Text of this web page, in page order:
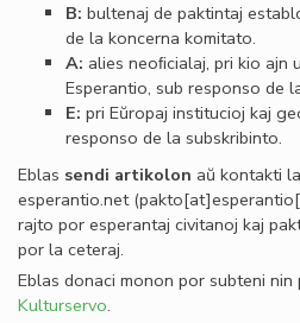
B: bultenaj de paktintaj
de la koncerna komitato.
A: alies neoﬁcialaj, pri kio ajn
Esperantio, sub responso de
E: pri Eŭropaj institucioj kaj
responso de la subskribinto.
Eblas sendi artikolon aŭ kontakti
esperantio.net
rajto por esperantaj civitanoj kaj
por la ceteraj.
Eblas donaci monon por subteni nin
Kulturservo.